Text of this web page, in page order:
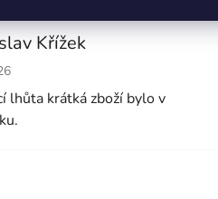
Křížek
obchodu je 5 z 5 hvězdiček.
lhůta krátká zboží bylo v